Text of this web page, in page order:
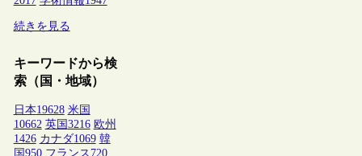
続きを見る
キーワードから検
索（国・地域）
日本19628 米国
10662 英国 3216 欧州
1426 カナダ1069 韓
国 950 フランス 720